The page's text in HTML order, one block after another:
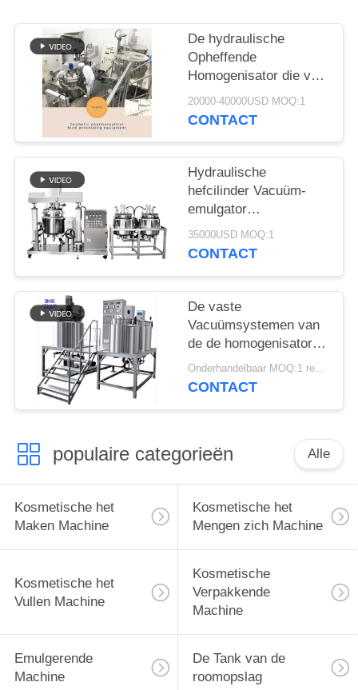
De hydraulische
Opheffende
Homogenisator die van
de de
Shampooemulgator van
Uw
Schoonheidsmiddelen
20000-40000USD MOQ:1
CONTACT
Hydraulische
hefcilinder Vacuüm-
emulgator
Homogenisator voor
homogeen mengsel
35000USD MOQ:1
CONTACT
De vaste
Vacuümsystemen van
de de homogenisator
Elektrocontrole van de
Homogenisator
Onderhandelbaar MOQ:1 reeks
CONTACT
populaire categorieën Alle
Kosmetische het
Maken Machine
Kosmetische het
Mengen zich Machine
Kosmetische het
Vullen Machine
Kosmetische
Verpakkende
Machine
Emulgerende
Machine
De Tank van de
roomopslag